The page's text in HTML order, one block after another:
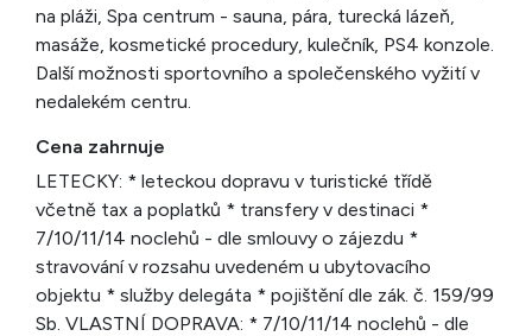
na pláži, Spa centrum - sauna, pára, turecká lázeň,
masáže, kosmetické procedury, kulečník, PS4 konzole.
Další možnosti sportovního a společenského vyžití v
nedalekém centru.
Cena zahrnuje
LETECKY: * leteckou dopravu v turistické třídě
včetně tax a poplatků * transfery v destinaci *
7/10/11/14 noclehů - dle smlouvy o zájezdu *
stravování v rozsahu uvedeném u ubytovacího
objektu * služby delegáta * pojištění dle zák. č. 159/99
Sb. VLASTNÍ DOPRAVA: * 7/10/11/14 noclehů - dle